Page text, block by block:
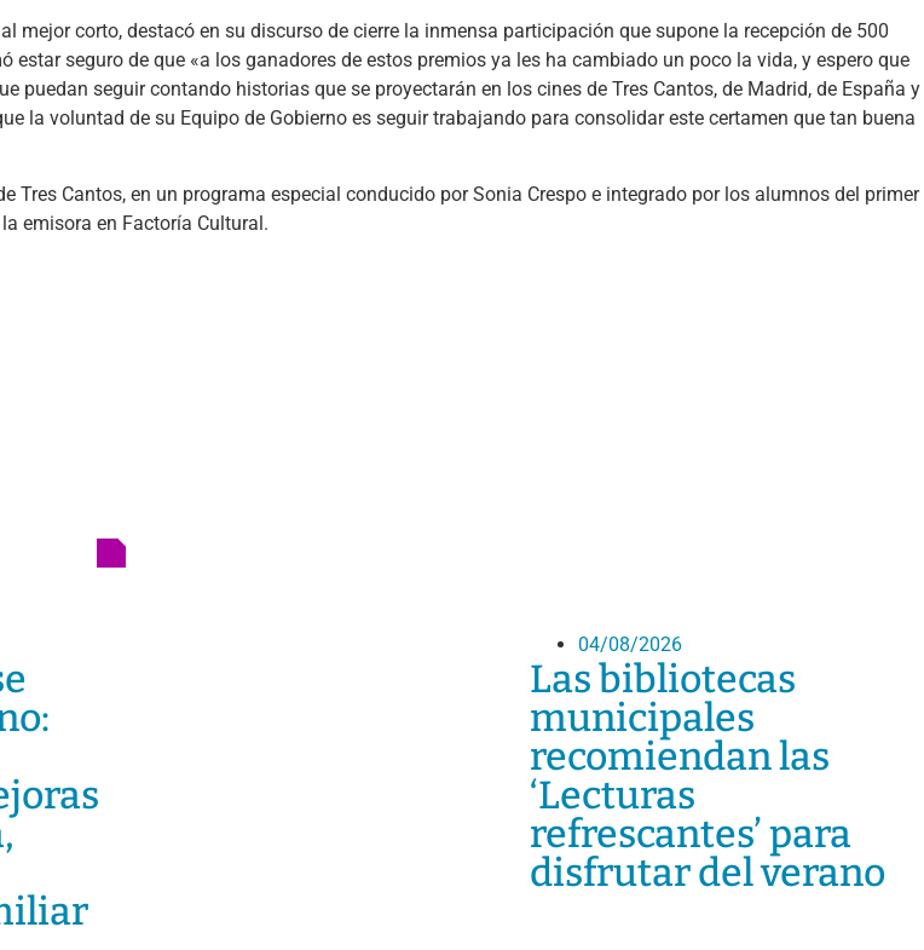
mejor corto, destacó en su discurso de cierre la inmensa participación que supone la recepción de 500
seguro de que «a los ganadores de estos premios ya les ha cambiado un poco la vida, y espero que
puedan seguir contando historias que se proyectarán en los cines de Tres Cantos, de Madrid, de España y
la voluntad de su Equipo de Gobierno es seguir trabajando para consolidar este certamen que tan buena
Tres Cantos, en un programa especial conducido por Sonia Crespo e integrado por los alumnos del primer
emisora en Factoría Cultural.
04/08/2026
Las bibliotecas
municipales
recomiendan las
‘Lecturas
refrescantes’ para
disfrutar del verano